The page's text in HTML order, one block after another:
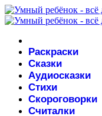
Раскраски
Сказки
Аудиосказки
Стихи
Скороговорки
Считалки